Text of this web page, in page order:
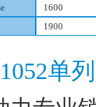
1600
1900
单